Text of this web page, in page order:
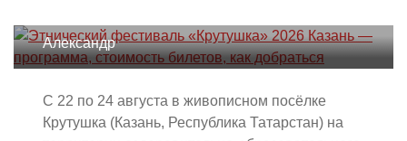
Александр
С 22 по 24 августа в живописном посёлке
Крутушка (Казань, Республика Татарстан) на